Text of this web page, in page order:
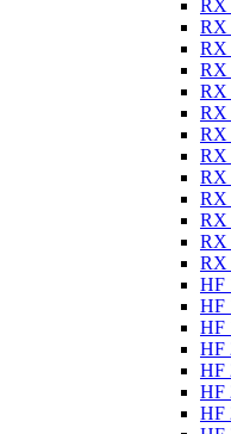
RX
RX
RX
RX
RX
RX
RX
RX
RX
RX
RX
RX
RX
HF
HF
HF
HF
HF
HF
HF